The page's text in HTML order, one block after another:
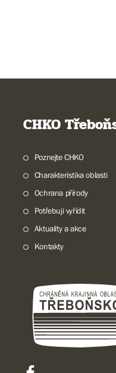
CHKO
Poznejte CHKO
Charakteristika oblasti
Ochrana přírody
Potřebuji vyřídit
Aktuality a akce
Kontakty